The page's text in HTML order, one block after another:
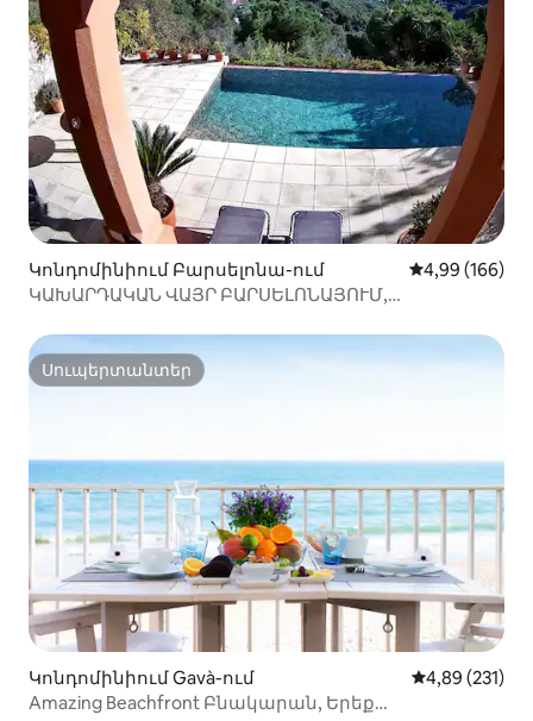
Կոնդոմինիում Բարսելոնա-ում Միջին
4,99 (166)
ԿԱԽԱՐԴԱԿԱՆ ՎԱՅՐ ԲԱՐՍԵԼՈՆԱՅՈՒՄ,
Սուպերտանտեր
Սուպերտանտեր
Կոնդոմինիում Gavà-ում Միջին
4,89 (231)
Amazing Beachfront Բնակարան, Երեք